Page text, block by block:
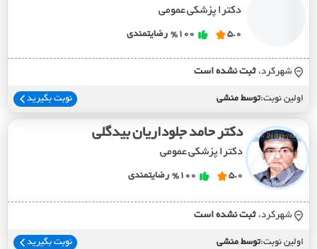
دکترا پزشکی عمومی
5.0
%100 رضایتمندی
شهرکرد، ثبت نشده است
اولین نوبت:توسط منشی نوبت بگیرید
دکتر حامد جلوداریان بیدگلی
دکترا پزشکی عمومی
5.0
%100 رضایتمندی
شهرکرد، ثبت نشده است
اولین نوبت:توسط منشی نوبت بگیرید